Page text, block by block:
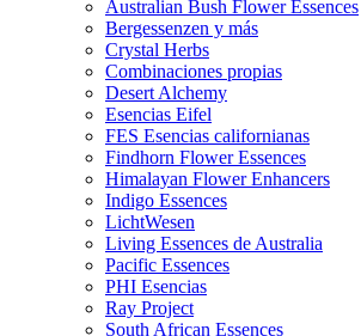
Australian Bush Flower Essences
Bergessenzen y más
Crystal Herbs
Combinaciones propias
Desert Alchemy
Esencias Eifel
FES Esencias californianas
Findhorn Flower Essences
Himalayan Flower Enhancers
Indigo Essences
LichtWesen
Living Essences de Australia
Pacific Essences
PHI Esencias
Ray Project
South African Essences